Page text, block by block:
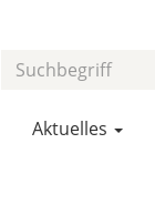
Aktuelles